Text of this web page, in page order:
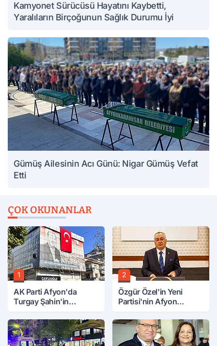
Kamyonet Sürücüsü Hayatını Kaybetti,
Yaralıların Birçoğunun Sağlık Durumu İyi
Gümüş Ailesinin Acı Günü: Nigar Gümüş Vefat
Etti
ÇOK OKUNANLAR
1
AK Parti Afyon'da
Turgay Şahin'in
2
Özgür Özel'in Yeni
Partisi'nin Afyon